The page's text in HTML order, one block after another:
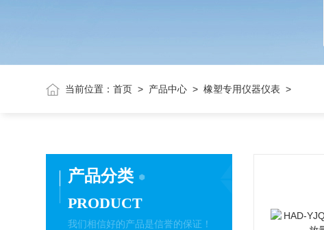
当前位置：首页 > 产品中心 >橡塑专用仪器仪表 >
产品分类
PRODUCT
我们相信好的产品是信誉的保证！